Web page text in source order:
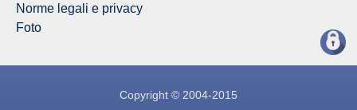
Norme legali e privacy
Foto
Copyright © 2004-2015